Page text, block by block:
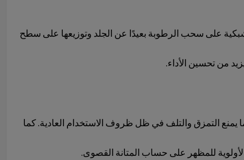
على سحب الرطوبة بعيدًا عن الجلد وتوزيعها على سطح
من تحسين الأداء.
يمنع التمزق والتلف في ظل ظروف الاستخدام العادية. كما
للمظهر على حساب المتانة القصوى.